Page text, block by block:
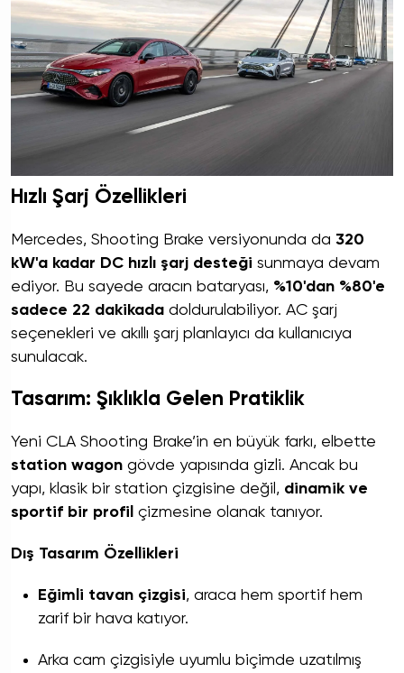
Hızlı Şarj Özellikleri
Mercedes, Shooting Brake versiyonunda da 320
kW'a kadar DC hızlı şarj desteği sunmaya devam
ediyor. Bu sayede aracın bataryası, %10'dan %80'e
sadece 22 dakikada doldurulabiliyor. AC şarj
seçenekleri ve akıllı şarj planlayıcı da kullanıcıya
sunulacak.
Tasarım: Şıklıkla Gelen Pratiklik
Yeni CLA Shooting Brake’in en büyük farkı, elbette
station wagon gövde yapısında gizli. Ancak bu
yapı, klasik bir station çizgisine değil, dinamik ve
sportif bir profil çizmesine olanak tanıyor.
Dış Tasarım Özellikleri
Eğimli tavan çizgisi, araca hem sportif hem
zarif bir hava katıyor.
Arka cam çizgisiyle uyumlu biçimde uzatılmış